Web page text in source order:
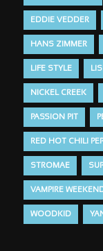
EDDIE VEDDER
HANS ZIMMER
LIFE STYLE
NICKEL CREEK
PASSION PIT
RED HOT CHILI
STROMAE
VAMPIRE
WOODKID